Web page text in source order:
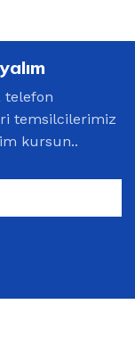
telefon
temsilcilerimiz
kursun..